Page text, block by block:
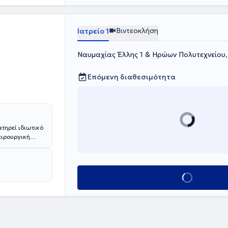
ιδιωτικό
Κλινική
Ιατρείο 1 Βιντεοκλήση
Ναυμαχίας Έλλης 1 & Ηρώων
Επόμενη διαθεσιμότητα
Κλείσε ραντεβού